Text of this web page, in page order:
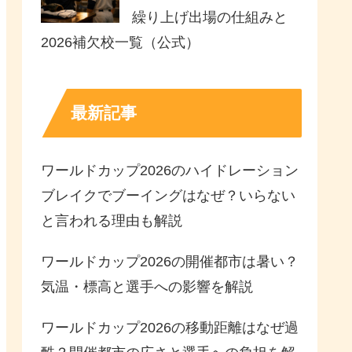
繰り上げ出場の仕組みと
2026補欠校一覧（公式）
最新記事
ワールドカップ2026のハイドレーション
ブレイクでブーイングはなぜ？いらない
と言われる理由も解説
ワールドカップ2026の開催都市は暑い？
気温・標高と選手への影響を解説
ワールドカップ2026の移動距離はなぜ過